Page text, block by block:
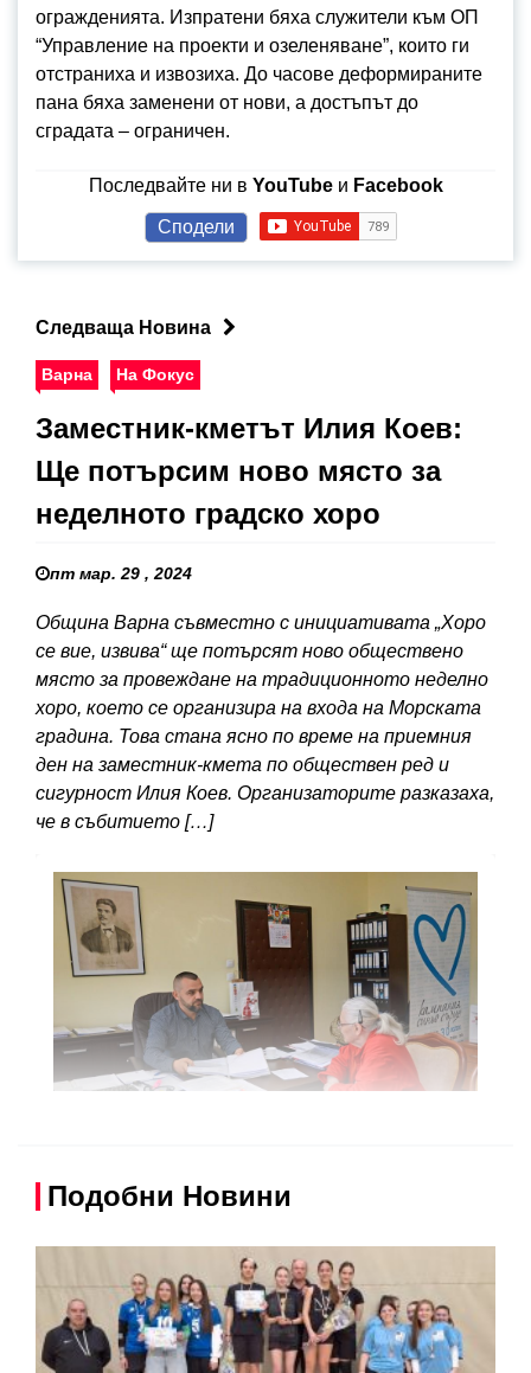
огражденията. Изпратени бяха служители към ОП
“Управление на проекти и озеленяване”, които ги
отстраниха и извозиха. До часове деформираните
пана бяха заменени от нови, а достъпът до
сградата – ограничен.
Последвайте ни в YouTubeи Facebook
Сподели
Следваща Новина
Варна На Фокус
Заместник-кметът Илия Коев:
Ще потърсим ново място за
неделното градско хоро
пт мар. 29 , 2024
Община Варна съвместно с инициативата „Хоро
се вие, извива“ ще потърсят ново обществено
място за провеждане на традиционното неделно
хоро, което се организира на входа на Морската
градина. Това стана ясно по време на приемния
ден на заместник-кмета по обществен ред и
сигурност Илия Коев. Организаторите разказаха,
че в събитието […]
Подобни Новини